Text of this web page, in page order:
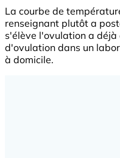
La courbe de
renseignant plutôt a
s'élève l'ovulation a déjà
d'ovulation dans un
à domicile.